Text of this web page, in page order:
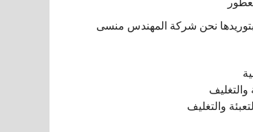
نحن شركة المهندس منسى
والتغليف
والتغليف